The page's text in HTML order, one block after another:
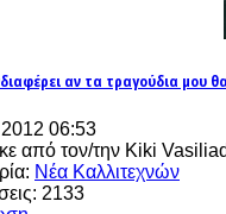
αν τα τραγούδια μου
06:53
από τον/την Kiki
Νέα Καλλιτεχνών
2133